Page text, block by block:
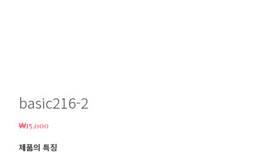
basic216-2
₩15,000
제품의 특징